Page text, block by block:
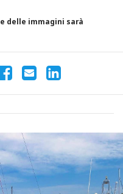
delle immagini sarà